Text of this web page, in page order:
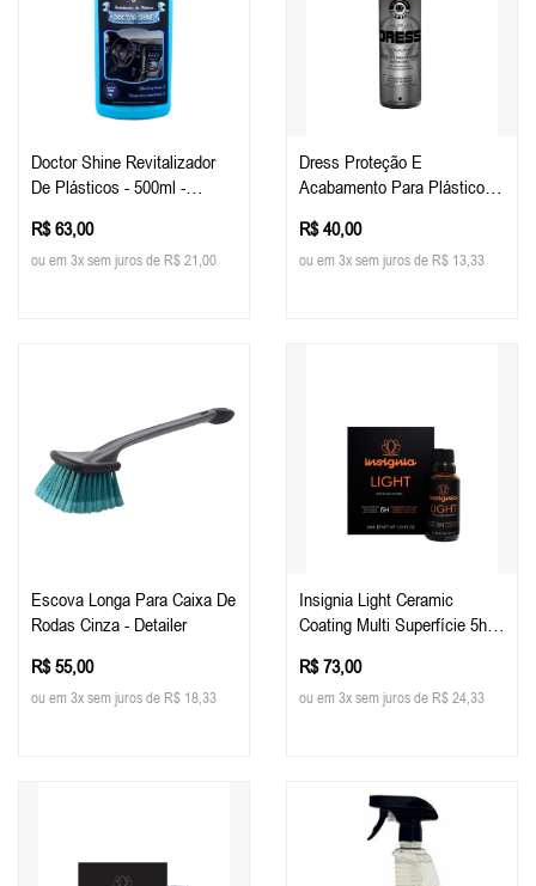
Doctor Shine Revitalizador
De Plásticos - 500ml -
R$ 63,00
ou em 3x sem juros de R$ 21,00
Dress Proteção E
Acabamento Para Plásticos
Tech
R$ 40,00
ou em 3x sem juros de R$ 13,33
Escova Longa Para Caixa De
Rodas Cinza - Detailer
R$ 55,00
ou em 3x sem juros de R$ 18,33
Insignia Light Ceramic
Coating Multi Superfície 5h,
R$ 73,00
ou em 3x sem juros de R$ 24,33